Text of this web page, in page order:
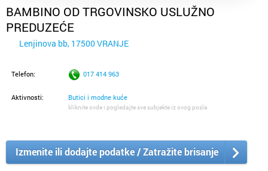
BAMBINO OD TRGOVINSKO USLUŽNO
PREDUZEĆE
Lenjinova bb, 17500 VRANJE
Telefon: 017 414 963
Aktivnosti: Butici i modne kuće
kliknite ovde i pogledajte sve subjekte iz ovog posla
Izmenite ili dodajte podatke / Zatražite brisanje